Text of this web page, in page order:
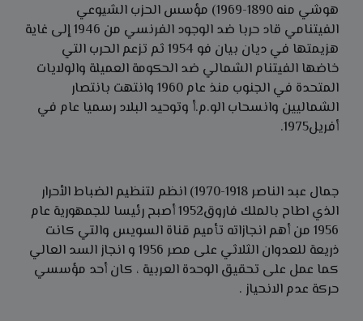
هوشي منه 1890-1969) مؤسس الحزب الشيوعي
الفيتنامي قاد حربا ضد الوجود الفرنسي من 1946 إلى غاية
هزيمتها في ديان بيان فو 1954 ثم تزعم الحرب التي
خاضها الفيتنام الشمالي ضد الحكومة العميلة والولايات
المتحدة في الجنوب منذ عام 1960 وانتهت بانتصار
الشماليين وانسحاب الو.م.أ وتوحيد البلاد رسميا عام في
أفريل1975.
جمال عبد الناصر 1918-1970) انظم لتنظيم الضباط الأحرار
الذي اطاح بالملك فاروق1952 أصبح رئيسا للجمهورية عام
1956 من أهم انجازاته تأميم قناة السويس والتي كانت
ذريعة للعدوان الثلاثي على مصر 1956 و انجاز السد العالي
كما عمل على تحقيق الوحدة العربية ، كان أحد مؤسسي
حركة عدم الانحياز .